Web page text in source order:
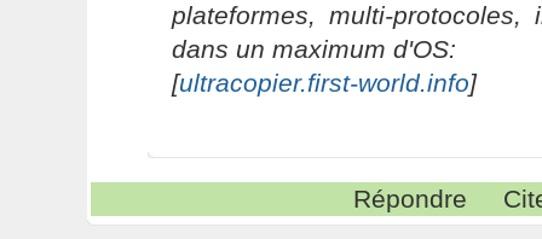
plateformes, multi-protocoles,
dans un maximum d'OS:
[ultracopier.first-world.info]
Répondre